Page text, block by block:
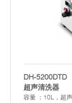
DH-5200DTD
超声清洗器
容量 ：10L，超